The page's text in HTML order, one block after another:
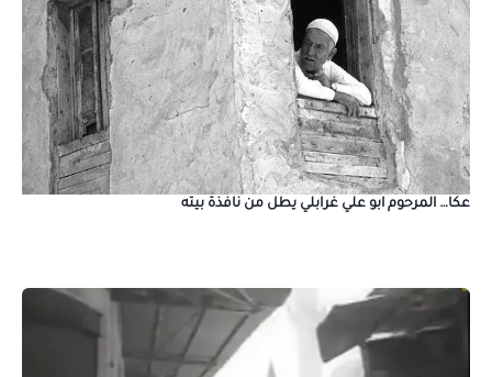
عكا… المرحوم ابو علي غرابلي يطل من نافذة بيته